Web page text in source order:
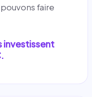
faire
investissent